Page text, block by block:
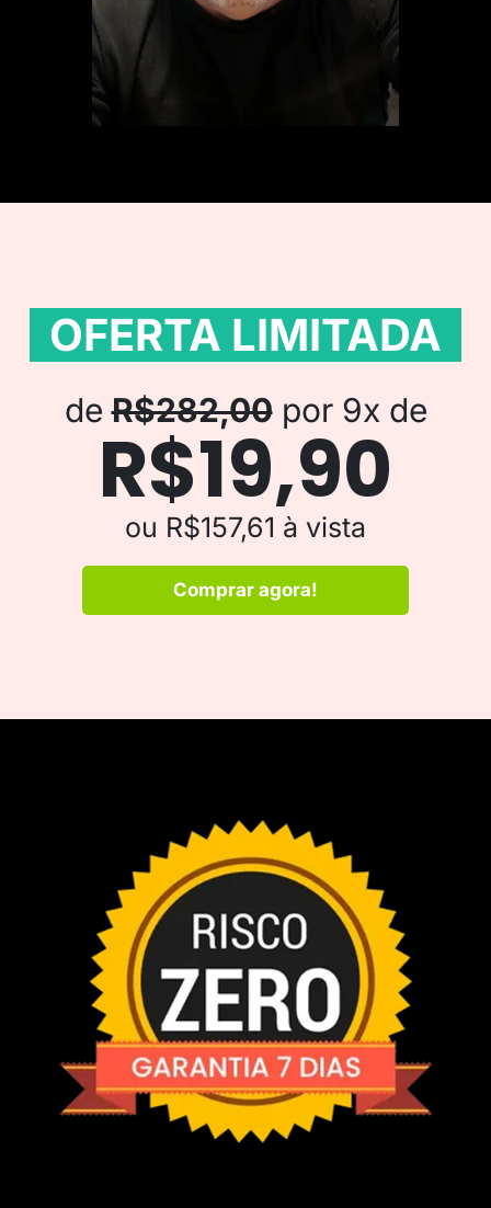
OFERTA LIMITADA
deR$282,00 por 9x de
R$19,90
ou R$157,61 à vista
Comprar agora!